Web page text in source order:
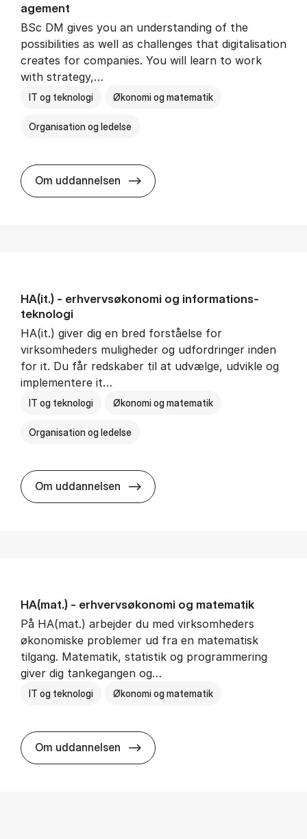
age­ment
BSc DM gives you an understanding of the
possibilities as well as challenges that digitalisation
creates for companies. You will learn to work
with strategy,…
IT og teknologi Økonomi og matematik
Organisation og ledelse
Om uddannelsen BSc in Busi­ness Ad­min­is­tra­tion
HA(it.) - erhvervs­økonomi og informations­
teknologi
HA(it.) giver dig en bred forståelse for
virksomheders muligheder og udfordringer inden
for it. Du får redskaber til at udvælge, udvikle og
implementere it…
IT og teknologi Økonomi og matematik
Organisation og ledelse
Om uddannelsen HA(it.) - erhvervs­økonomi og
HA(mat.) - erhvervs­økonomi og ma­te­ma­tik
På HA(mat.) arbejder du med virksomheders
økonomiske problemer ud fra en matematisk
tilgang. Matematik, statistik og programmering
giver dig tankegangen og…
IT og teknologi Økonomi og matematik
Om uddannelsen HA(mat.) - erhvervs­økonomi og